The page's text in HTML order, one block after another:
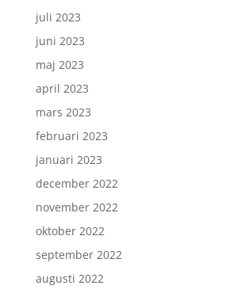
juli 2023
juni 2023
maj 2023
april 2023
mars 2023
februari 2023
januari 2023
december 2022
november 2022
oktober 2022
september 2022
augusti 2022